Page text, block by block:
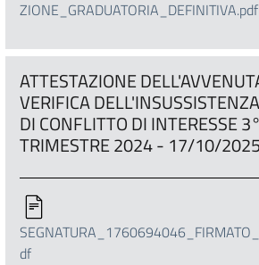
ZIONE_GRADUATORIA_DEFINITIVA.pdf
ATTESTAZIONE
VERIFICA
DI CONFLITTO DI INTERESSE
TRIMESTRE 2024 - 17/10/2025
df